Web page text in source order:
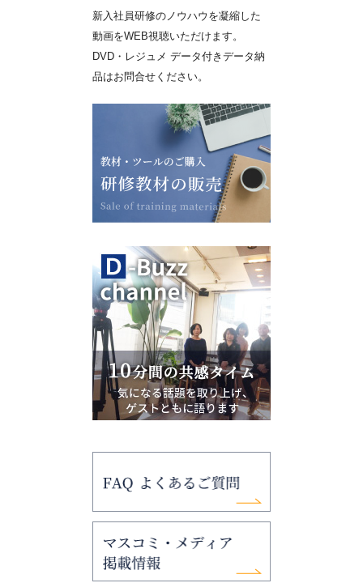
新入社員研修のノウハウを凝縮した
動画をWEB視聴いただけます。
DVD・レジュメ データ付きデータ納
品はお問合せください。